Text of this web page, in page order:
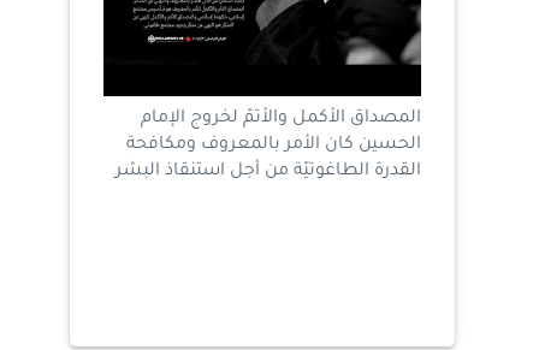
المصداق الأكمل والأتمّ لخروج الإمام
الحسين كان الأمر بالمعروف ومكافحة
القدرة الطاغوتيّة من أجل استنقاذ البشر